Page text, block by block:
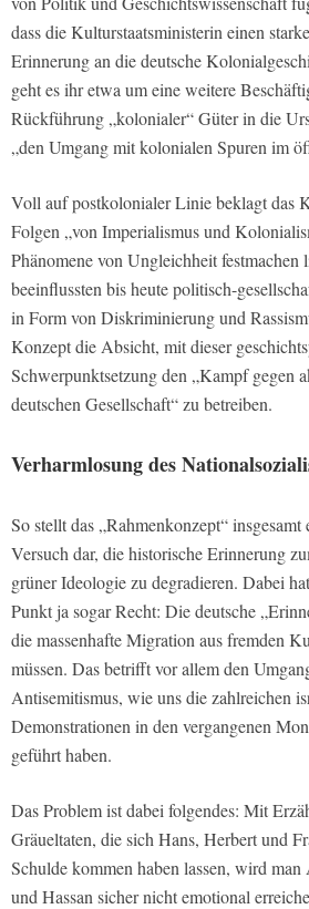
dass die Kulturstaatsministerin einen
Erinnerung an die deutsche
geht es ihr etwa um eine weitere
Rückführung „kolonialer“ Güter in die
„den Umgang mit kolonialen Spuren im
Voll auf postkolonialer Linie beklagt das
Folgen „von Imperialismus und
Phänomene von Ungleichheit festmachen
beeinflussten bis heute politisch-
in Form von Diskriminierung und
Konzept die Absicht, mit dieser
Schwerpunktsetzung den „Kampf gegen
deutschen Gesellschaft“ zu betreiben.
Verharmlosung des
So stellt das „Rahmenkonzept“
Versuch dar, die historische Erinnerung
grüner Ideologie zu degradieren. Dabei
Punkt ja sogar Recht: Die deutsche
die massenhafte Migration aus fremden
müssen. Das betrifft vor allem den
Antisemitismus, wie uns die zahlreichen
Demonstrationen in den vergangenen
geführt haben.
Das Problem ist dabei folgendes: Mit
Gräueltaten, die sich Hans, Herbert und
Schulde kommen haben lassen, wird
und Hassan sicher nicht emotional